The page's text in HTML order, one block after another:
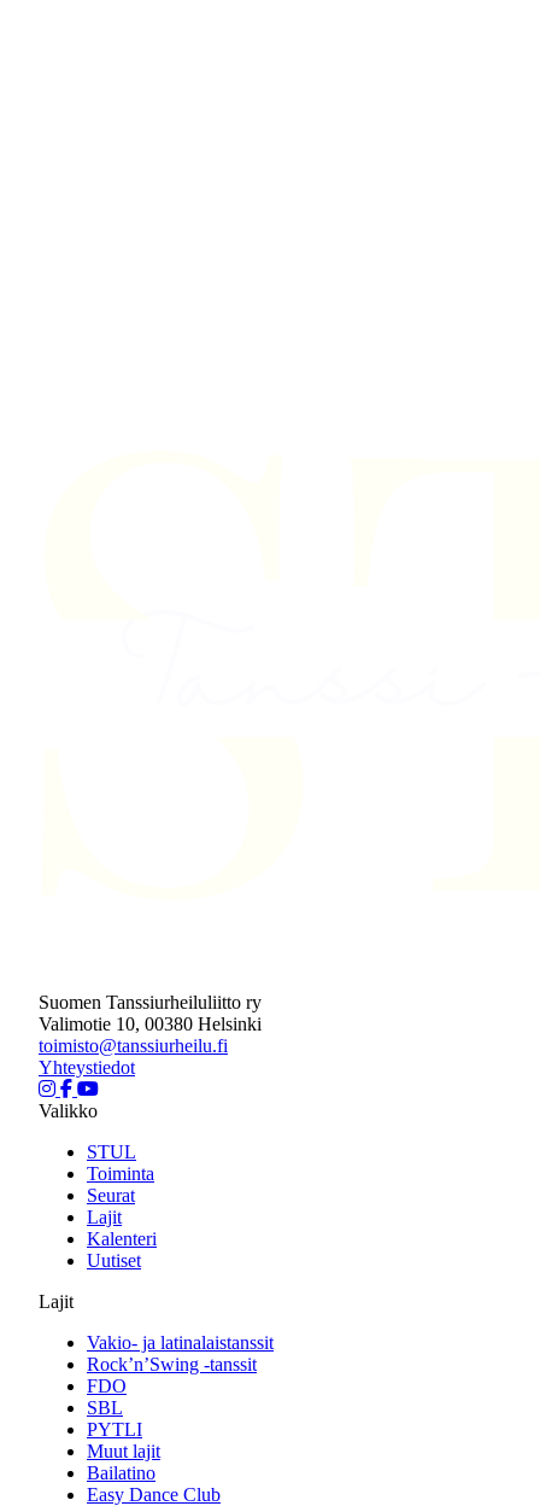
Suomen Tanssiurheiluliitto ry
Valimotie 10, 00380 Helsinki
toimisto@tanssiurheilu.fi
Yhteystiedot
Valikko
STUL
Toiminta
Seurat
Lajit
Kalenteri
Uutiset
Lajit
Vakio- ja latinalaistanssit
Rock’n’Swing -tanssit
FDO
SBL
PYTLI
Muut lajit
Bailatino
Easy Dance Club